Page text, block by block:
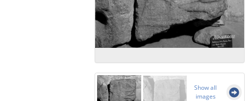
Show all
images